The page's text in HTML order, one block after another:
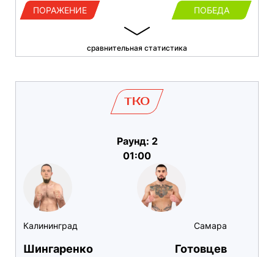
ПОРАЖЕНИЕ ПОБЕДА
сравнительная статистика
Калининград
Шингаренко
TKO
Раунд: 2
01:00
Самара
Готовцев